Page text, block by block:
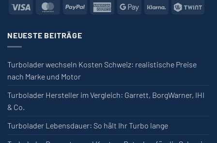
Visa MasterCardPayPal American Express
Google PayKlarna
NEUESTE BEITRÄGE
Turbolader wechseln Kosten Schweiz: realistische Preise
nach Marke und Motor
Turbolader Hersteller im Vergleich: Garrett, BorgWarner, IHI
& Co.
Turbolader Lebensdauer: So hält Ihr Turbo lange